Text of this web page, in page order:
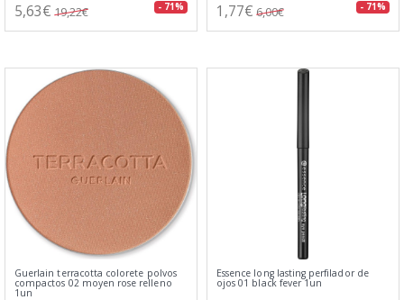
5,63€ 19,22€ - 71% 1,77€ 6,00€ - 71%
Guerlain terracotta colorete polvos
compactos 02 moyen rose relleno
1un
Essence long lasting perfilador de
ojos 01 black fever 1un